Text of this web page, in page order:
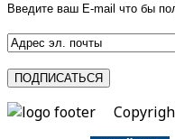
Введите ваш E-mail что бы